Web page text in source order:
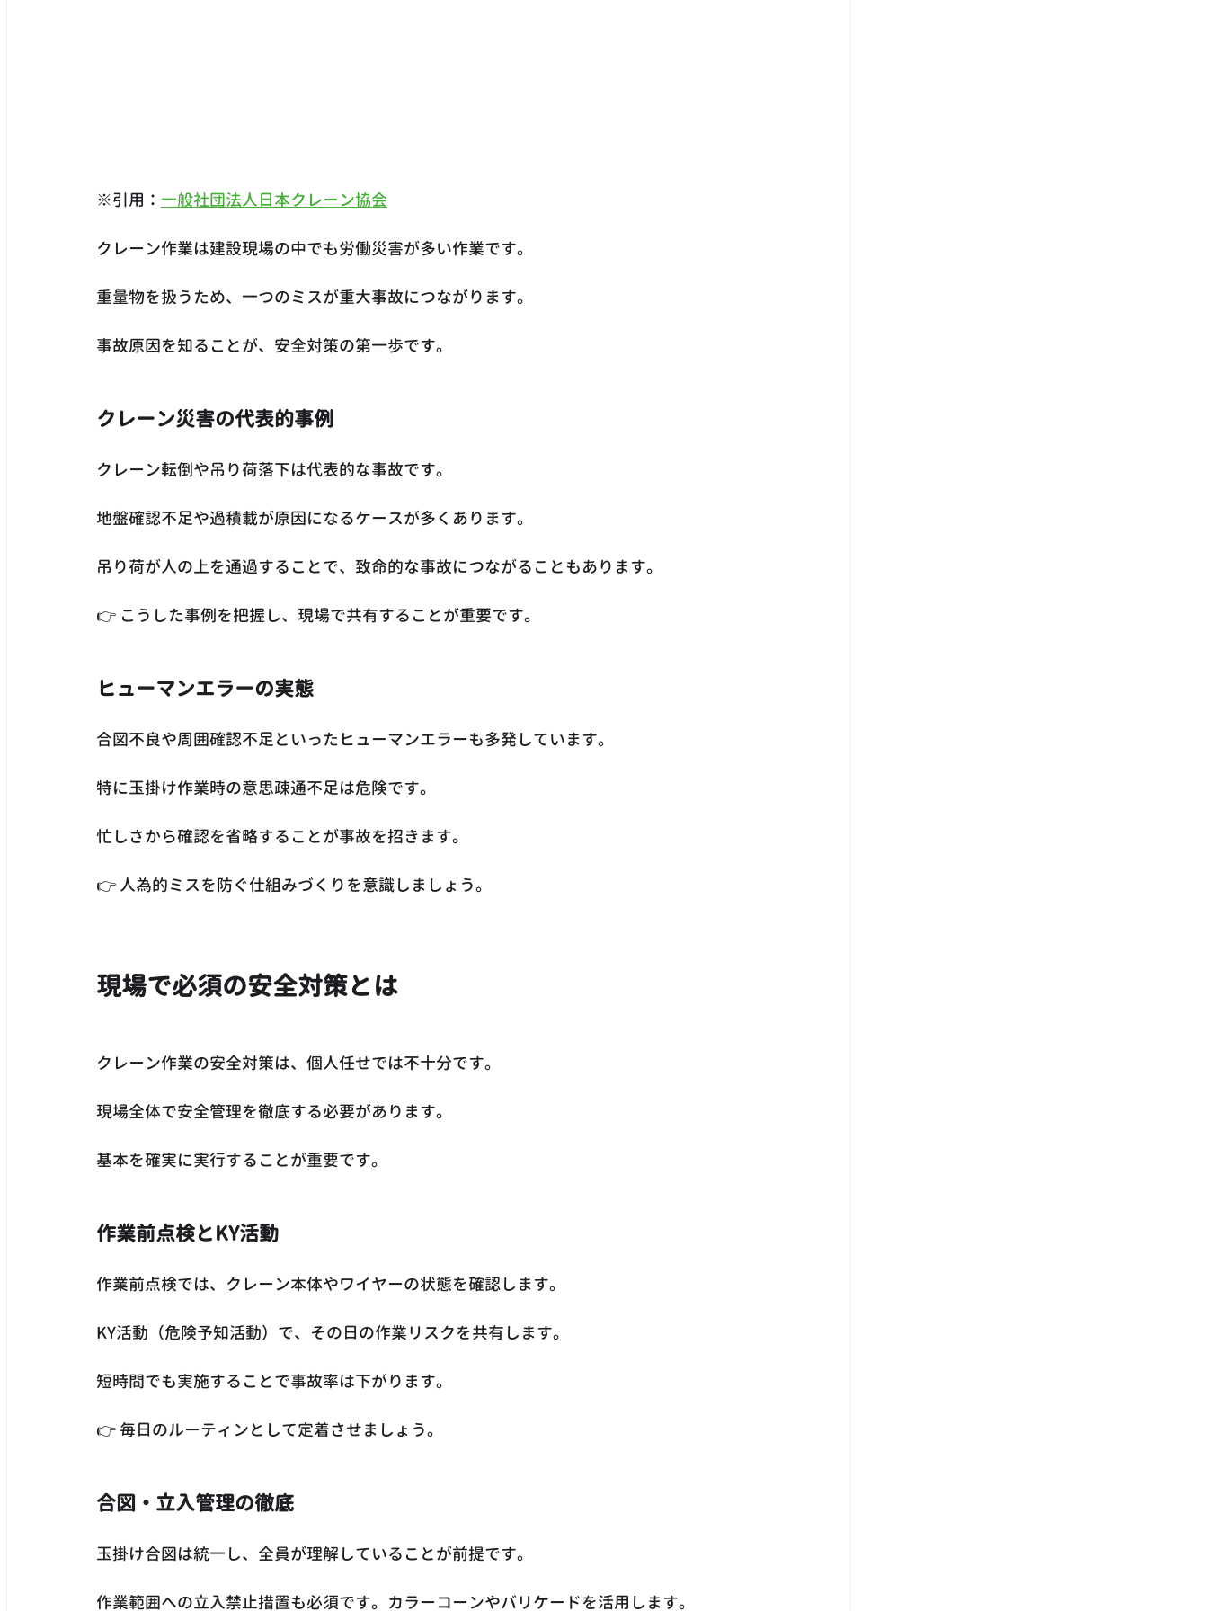
※引用： 一般社団法人日本クレーン協会
クレーン作業は建設現場の中でも労働災害が多い作業です。
重量物を扱うため、一つのミスが重大事故につながります。
事故原因を知ることが、安全対策の第一歩です。
クレーン災害の代表的事例
クレーン転倒や吊り荷落下は代表的な事故です。
地盤確認不足や過積載が原因になるケースが多くあります。
吊り荷が人の上を通過することで、致命的な事故につながることもあります。
👉 こうした事例を把握し、現場で共有することが重要です。
ヒューマンエラーの実態
合図不良や周囲確認不足といったヒューマンエラーも多発しています。
特に玉掛け作業時の意思疎通不足は危険です。
忙しさから確認を省略することが事故を招きます。
👉 人為的ミスを防ぐ仕組みづくりを意識しましょう。
現場で必須の安全対策とは
クレーン作業の安全対策は、個人任せでは不十分です。
現場全体で安全管理を徹底する必要があります。
基本を確実に実行することが重要です。
作業前点検とKY活動
作業前点検では、クレーン本体やワイヤーの状態を確認します。
KY活動（危険予知活動）で、その日の作業リスクを共有します。
短時間でも実施することで事故率は下がります。
👉 毎日のルーティンとして定着させましょう。
合図・立入管理の徹底
玉掛け合図は統一し、全員が理解していることが前提です。
作業範囲への立入禁止措置も必須です。カラーコーンやバリケードを活用します。